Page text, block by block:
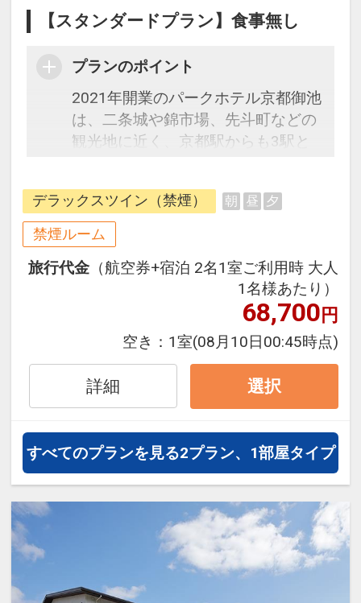
【スタンダードプラン】食事無し
プランのポイント
2021年開業のパークホテル京都御池
は、二条城や錦市場、先斗町などの
観光地に近く、京都駅からも3駅と
全室にシモンズ製ベッドとスマート
TVを完備し、快適な宿泊空間を提供
します。また、館内には開放的なレ
ストラン＆バー、フィットネスルー
ムもあり、充実した滞在をお約束し
ます。朝食には和洋のメニューをご
用意。大型スマートTVでお好きな動
画コンテンツを楽しみながら、旅の
もビジネスにも最適な立地と設備
で、快適な京都滞在をお楽しみいた
デラックスツイン（禁煙） 朝 昼 夕
禁煙ルーム
旅行代金 （航空券+宿泊 2名1室ご利用時 大人
1名様あたり）
68,700円
空き： 1室(08月10日00:45時点)
詳細 選択
すべてのプランを見る2プラン、1部屋タイプ